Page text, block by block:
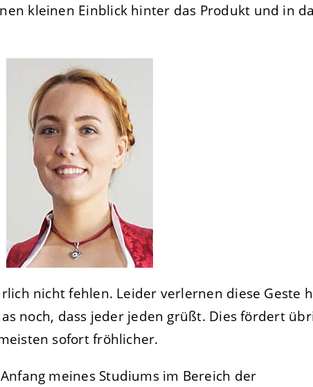
kleinen Einblick hinter das Produkt und in
nicht fehlen. Leider verlernen diese Geste
noch, dass jeder jeden grüßt. Dies fördert
sofort fröhlicher.
meines Studiums im Bereich der